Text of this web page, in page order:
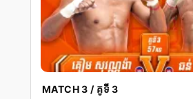
MATCH 3 / គូទី 3